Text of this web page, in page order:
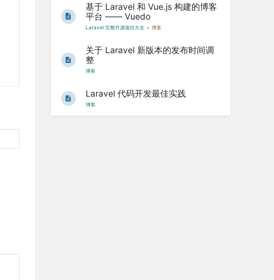
基于 Laravel 和 Vue.js 构建的博客
平台 —— Vuedo
Laravel 完整开源项目大全 博客
关于 Laravel 新版本的发布时间调
整
博客
Laravel 代码开发最佳实践
博客